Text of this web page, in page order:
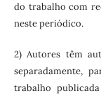
do trabalho com
neste periódico.
2) Autores têm
separadamente,
trabalho